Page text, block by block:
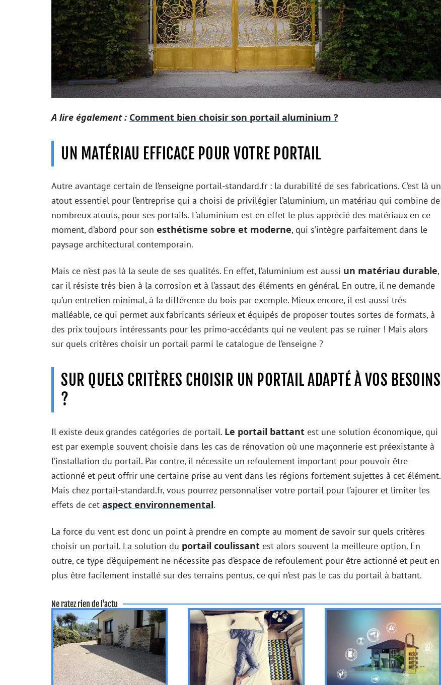
A lire également : Comment bien choisir son portail aluminium ?
UN MATÉRIAU EFFICACE POUR VOTRE PORTAIL
Autre avantage certain de l’enseigne portail-standard.fr : la durabilité de ses fabrications. C’est là un
atout essentiel pour l’entreprise qui a choisi de privilégier l’aluminium, un matériau qui combine de
nombreux atouts, pour ses portails. L’aluminium est en effet le plus apprécié des matériaux en ce
moment, d’abord pour son esthétisme sobre et moderne, qui s’intègre parfaitement dans le
paysage architectural contemporain.
Mais ce n’est pas là la seule de ses qualités. En effet, l’aluminium est aussi un matériau durable,
car il résiste très bien à la corrosion et à l’assaut des éléments en général. En outre, il ne demande
qu’un entretien minimal, à la différence du bois par exemple. Mieux encore, il est aussi très
malléable, ce qui permet aux fabricants sérieux et équipés de proposer toutes sortes de formats, à
des prix toujours intéressants pour les primo-accédants qui ne veulent pas se ruiner ! Mais alors
sur quels critères choisir un portail parmi le catalogue de l’enseigne ?
SUR QUELS CRITÈRES CHOISIR UN PORTAIL ADAPTÉ À VOS BESOINS
?
Il existe deux grandes catégories de portail. Le portail battant est une solution économique, qui
est par exemple souvent choisie dans les cas de rénovation où une maçonnerie est préexistante à
l’installation du portail. Par contre, il nécessite un refoulement important pour pouvoir être
actionné et peut offrir une certaine prise au vent dans les régions fortement sujettes à cet élément.
Mais chez portail-standard.fr, vous pourrez personnaliser votre portail pour l’ajourer et limiter les
effets de cet aspect environnemental.
La force du vent est donc un point à prendre en compte au moment de savoir sur quels critères
choisir un portail. La solution du portail coulissant est alors souvent la meilleure option. En
outre, ce type d’équipement ne nécessite pas d’espace de refoulement pour être actionné et peut en
plus être facilement installé sur des terrains pentus, ce qui n’est pas le cas du portail à battant.
Ne ratez rien de l'actu